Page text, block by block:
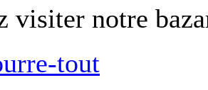
visiter notre
tout